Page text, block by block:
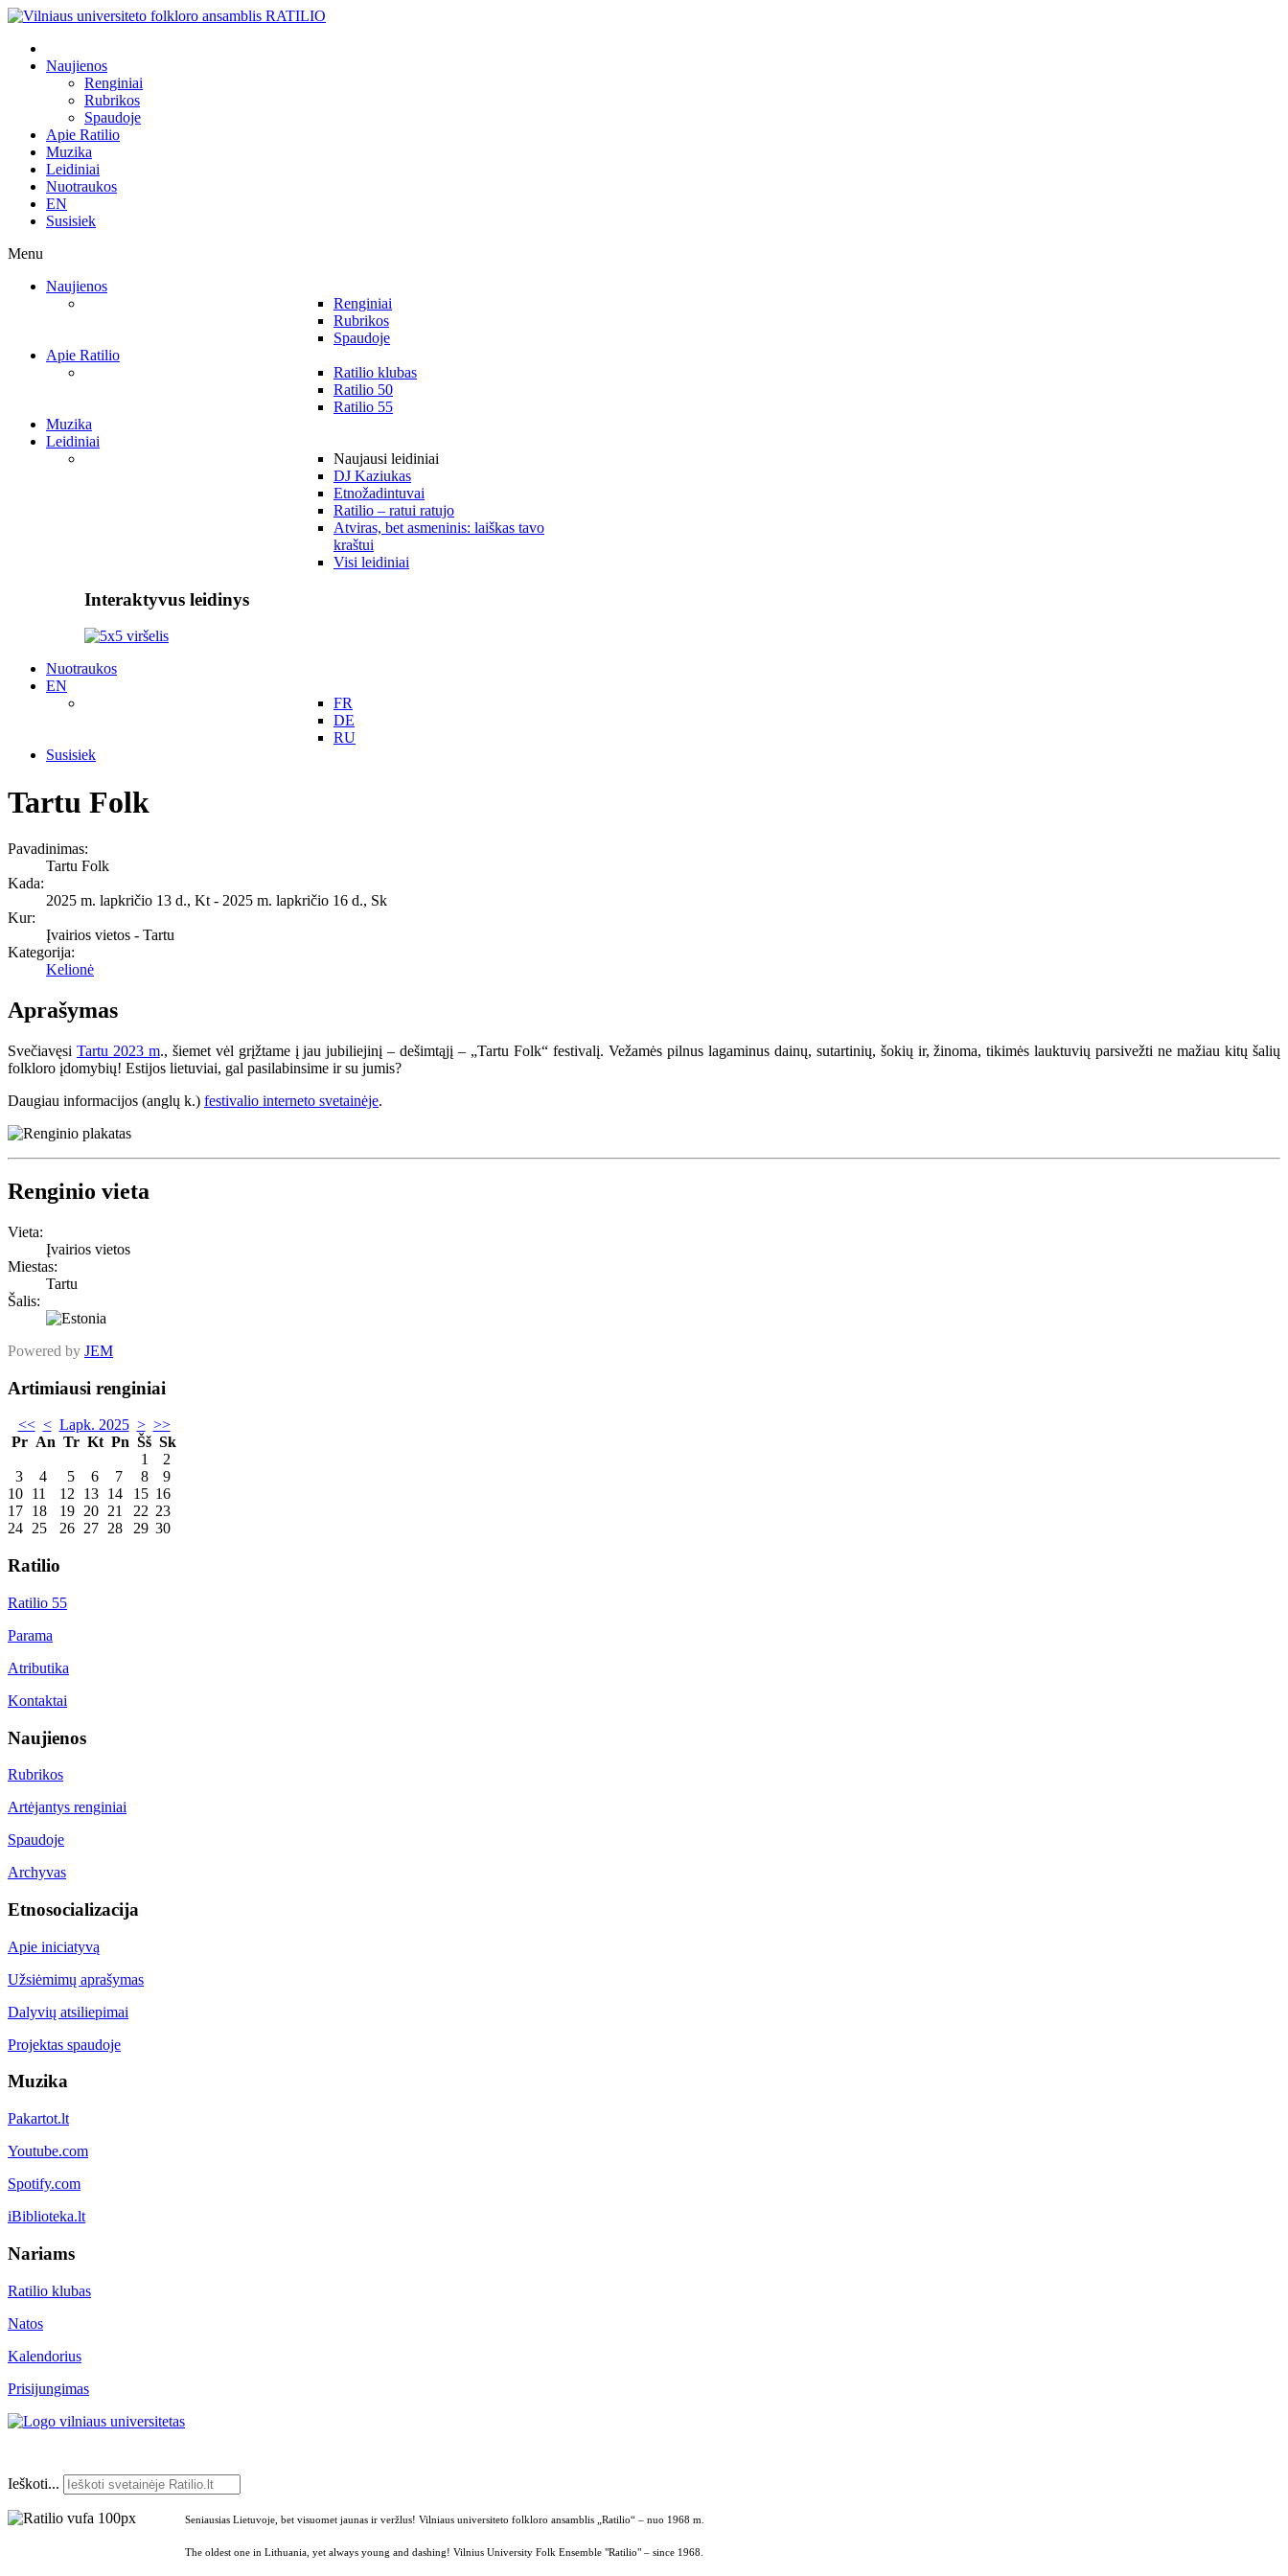
Naujienos
Renginiai
Rubrikos
Spaudoje
Apie Ratilio
Muzika
Leidiniai
Nuotraukos
EN
Susisiek
Menu
Naujienos
Renginiai
Rubrikos
Spaudoje
Apie Ratilio
Ratilio klubas
Ratilio 50
Ratilio 55
Muzika
Leidiniai
Naujausi leidiniai
DJ Kaziukas
Etnožadintuvai
Ratilio – ratui ratujo
Atviras, bet asmeninis: laiškas tavo
kraštui
Visi leidiniai
Interaktyvus leidinys
Nuotraukos
EN
FR
DE
RU
Susisiek
Tartu Folk
Pavadinimas:
Tartu Folk
Kada:
2025 m. lapkričio 13 d., Kt - 2025 m. lapkričio 16 d., Sk
Kur:
Įvairios vietos - Tartu
Kategorija:
Kelionė
Aprašymas
Svečiavęsi Tartu 2023 m., šiemet vėl grįžtame į jau jubiliejinį – dešimtąjį – „Tartu Folk“ festivalį. Vežamės pilnus lagaminus dainų, sutartinių, šokių ir, žinoma, tikimės lauktuvių parsivežti ne mažiau kitų šalių
folkloro įdomybių! Estijos lietuviai, gal pasilabinsime ir su jumis?
Daugiau informacijos (anglų k.) festivalio interneto svetainėje.
Renginio vieta
Vieta:
Įvairios vietos
Miestas:
Tartu
Šalis:
Powered by JEM
Artimiausi renginiai
<< < Lapk. 2025 > >>
Pr An Tr Kt Pn Šš Sk
1
2
3
4 5 6 7 8
9
10 11 12 13 14 15 16
17 18 19 20 21 22 23
24 25 26 27 28 29 30
Ratilio
Ratilio 55
Parama
Atributika
Kontaktai
Naujienos
Rubrikos
Artėjantys renginiai
Spaudoje
Archyvas
Etnosocializacija
Apie iniciatyvą
Užsiėmimų aprašymas
Dalyvių atsiliepimai
Projektas spaudoje
Muzika
Pakartot.lt
Youtube.com
Spotify.com
iBiblioteka.lt
Nariams
Ratilio klubas
Natos
Kalendorius
Prisijungimas
Ieškoti...
Seniausias Lietuvoje, bet visuomet jaunas ir veržlus! Vilniaus universiteto folkloro ansamblis „Ratilio“ – nuo 1968 m.
The oldest one in Lithuania, yet always young and dashing! Vilnius University Folk Ensemble "Ratilio" – since 1968.